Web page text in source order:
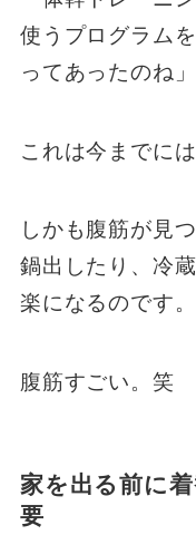
使うプログラム
ってあったのね
これは今までに
しかも腹筋が見
鍋出したり、冷
楽になるのです。
腹筋すごい。笑
家を出る前に
要